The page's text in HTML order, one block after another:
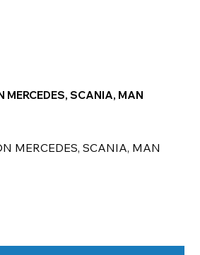
MERCEDES, SCANIA, MAN
MERCEDES, SCANIA, MAN